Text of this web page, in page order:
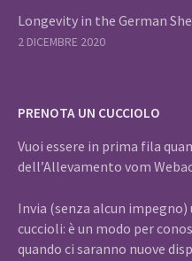
Longevity in the German
2 DICEMBRE 2020
PRENOTA UN CUCCIOLO
Vuoi essere in prima fila
dell’Allevamento vom
Invia (senza alcun
cuccioli: è un modo per
quando ci saranno nuove